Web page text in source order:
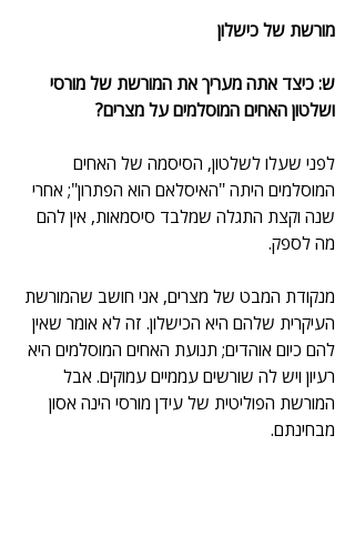
מורשת של כישלון
ש: כיצד אתה מעריך את המורשת של מורסי
ושלטון האחים המוסלמים על מצרים?
לפני שעלו לשלטון, הסיסמה של האחים
המוסלמים היתה "האיסלאם הוא הפתרון"; אחרי
שנה וקצת התגלה שמלבד סיסמאות, אין להם
מה לספק.
מנקודת המבט של מצרים, אני חושב שהמורשת
העיקרית שלהם היא הכישלון. זה לא אומר שאין
להם כיום אוהדים; תנועת האחים המוסלמים היא
רעיון ויש לה שורשים עממיים עמוקים. אבל
המורשת הפוליטית של עידן מורסי הינה אסון
מבחינתם.